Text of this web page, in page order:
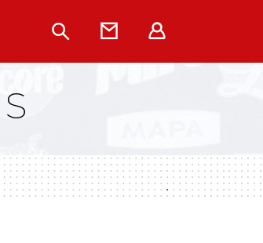
Rechercher
Contact